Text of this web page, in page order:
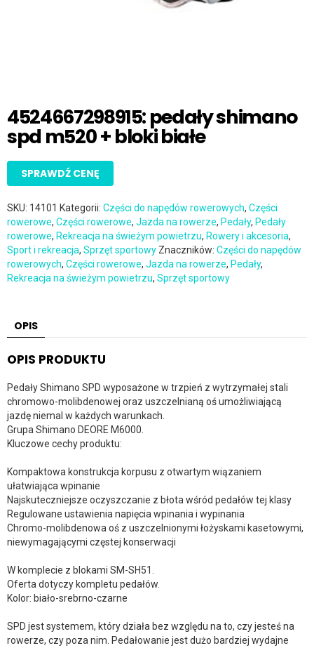
4524667298915: pedały shimano
spd m520 + bloki białe
SPRAWDŹ CENĘ
SKU: 14101 Kategorii: Części do napędów rowerowych, Części
rowerowe, Części rowerowe, Jazda na rowerze, Pedały, Pedały
rowerowe, Rekreacja na świeżym powietrzu, Rowery i akcesoria,
Sport i rekreacja, Sprzęt sportowy Znaczników: Części do napędów
rowerowych, Części rowerowe, Jazda na rowerze, Pedały,
Rekreacja na świeżym powietrzu, Sprzęt sportowy
OPIS
OPIS PRODUKTU
Pedały Shimano SPD wyposażone w trzpień z wytrzymałej stali
chromowo-molibdenowej oraz uszczelnianą oś umożliwiającą
jazdę niemal w każdych warunkach.
Grupa Shimano DEORE M6000.
Kluczowe cechy produktu:
Kompaktowa konstrukcja korpusu z otwartym wiązaniem
ułatwiająca wpinanie
Najskuteczniejsze oczyszczanie z błota wśród pedałów tej klasy
Regulowane ustawienia napięcia wpinania i wypinania
Chromo-molibdenowa oś z uszczelnionymi łożyskami kasetowymi,
niewymagającymi częstej konserwacji
W komplecie z blokami SM-SH51.
Oferta dotyczy kompletu pedałów.
Kolor: biało-srebrno-czarne
SPD jest systemem, który działa bez względu na to, czy jesteś na
rowerze, czy poza nim. Pedałowanie jest dużo bardziej wydajne